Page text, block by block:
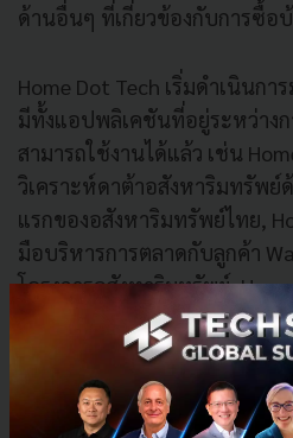
ด้านอื่นๆ ที่เกี่ยวข้องกับการซื้อ
Home Dot Tech เริ่มดำเนินก
มีทั้งแอปพลิเคชันที่อยู่ระหว่า
สามารถใช้งานได้แล้ว เช่น
วิเคราะห์ดาต้าอสังหาริมทรัพย์
แรกของอสังหาริมทรัพย์ไทย,
มือบริหารการตลาดกับลูกค้า
โครงการอสังหาริมทรัพย์,
อาศัยจากไลฟ์สไตล์และความต้
(Persona) ซึ่งให้ผลลัพธ์เกินกว่
ตัวของบุคคลเป็นครั้งแรกในปร
Event เครื่องมือชมงานมหกร